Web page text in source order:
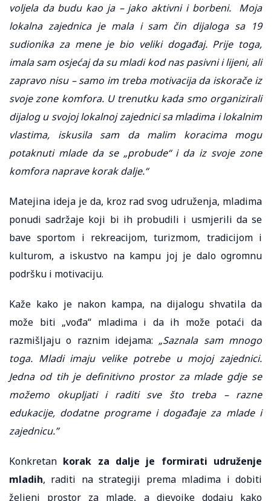
voljela da budu kao ja – jako aktivni i borbeni. Moja
lokalna zajednica je mala i sam čin dijaloga sa 19
sudionika za mene je bio veliki događaj. Prije toga,
imala sam osjećaj da su mladi kod nas pasivni i lijeni, ali
zapravo nisu – samo im trebamotivacija da iskorače iz
svoje zone komfora. U trenutku kada smo organizirali
dijalog u svojoj lokalnoj zajednici sa mladima i lokalnim
vlastima, iskusila sam da malim koracima mogu
potaknuti mlade da se „probude“ i da iz svoje zone
komfora naprave korak dalje.“
Matejina ideja je da, kroz rad svog udruženja, mladima
ponudi sadržaje koji bi ih probudili i usmjerili da se
bave sportom i rekreacijom, turizmom, tradicijom i
kulturom, a iskustvo na kampu joj je dalo ogromnu
podršku i motivaciju.
Kaže kako je nakon kampa, na dijalogu shvatila da
može biti „vođa“ mladima i da ih može potaći da
razmišljaju o raznim idejama: „Saznala sam mnogo
toga. Mladi imaju velike potrebe u mojoj zajednici.
Jedna od tih je definitivno prostor za mlade gdje se
možemo okupljati i raditi sve što treba – razne
edukacije, dodatne programe i događaje za mlade i
zajednicu.”
Konkretan korak za dalje je formirati udruženje
mladih, raditi na strategiji prema mladima i dobiti
željeni prostor za mlade, a djevojke dodaju kako